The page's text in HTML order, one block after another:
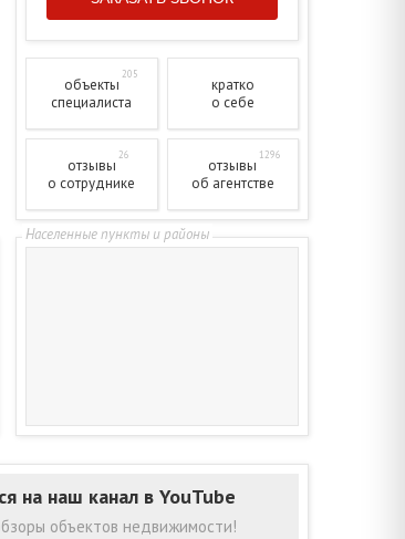
объекты
205
специалиста
кратко
о себе
отзывы
26
о сотруднике
отзывы
1296
об агентстве
на наш канал в YouTube
объектов недвижимости!